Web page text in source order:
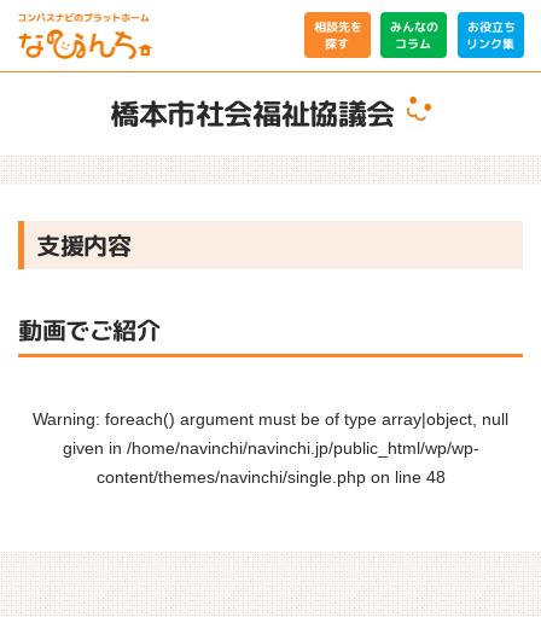
相談先を
探す
みんなの
コラム
お役立ち
リンク集
橋本市社会福祉協議会
支援内容
動画でご紹介
Warning: foreach() argument must be of type array|object, null
given in /home/navinchi/navinchi.jp/public_html/wp/wp-
content/themes/navinchi/single.phpon line 48